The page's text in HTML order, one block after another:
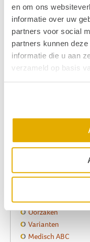
en om ons
informatie over uw
partners voor social
partners kunnen
informatie die u aan
verzameld op basis
De oren van
beperking in hun
dynamisch bereik
zich snel aan te
geluidssterkten.
kunnen door
geluid moeilijk
Het oor en
Oorzaken
Varianten
Medisch ABC